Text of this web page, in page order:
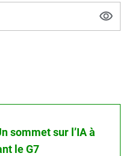
sommet sur l’IA à
le G7